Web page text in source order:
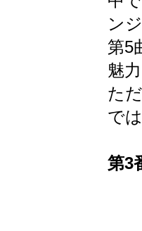
ン
第5
魅
た
で
第3